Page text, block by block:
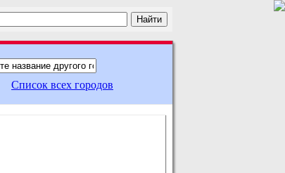
Список всех городов